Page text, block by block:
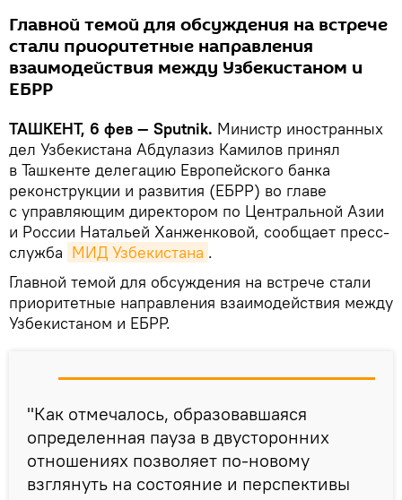
Главной темой для обсуждения на встрече
стали приоритетные направления
взаимодействия между Узбекистаном и
ЕБРР
ТАШКЕНТ, 6 фев — Sputnik. Министр иностранных
дел Узбекистана Абдулазиз Камилов принял
в Ташкенте делегацию Европейского банка
реконструкции и развития (ЕБРР) во главе
с управляющим директором по Центральной Азии
и России Натальей Ханженковой, сообщает пресс-
служба МИД Узбекистана .
Главной темой для обсуждения на встрече стали
приоритетные направления взаимодействия между
Узбекистаном и ЕБРР.
"Как отмечалось, образовавшаяся
определенная пауза в двусторонних
отношениях позволяет по-новому
взглянуть на состояние и перспективы